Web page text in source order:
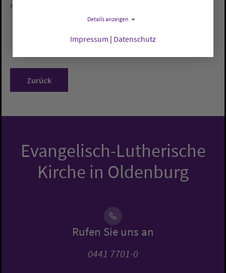
noch Energiesparmaßnahmen.
Zurück
Evangelisch-Lutherische
Kirche in Oldenburg
Rufen Sie uns an
0441 7701-0
Details anzeigen
Impressum | Datenschutz